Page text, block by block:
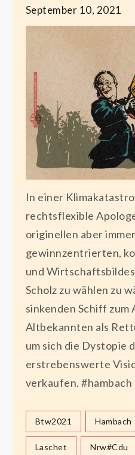
September 10, 2021
In einer
rechtsflexible
originellen aber
gewinnzentrierten,
und
Scholz zu wählen zu
sinkenden Schiff zum
Altbekannten als
um sich die Dystopie
erstrebenswerte
verkaufen. #hambach
Btw2021 Hambach
Laschet Nrw#cdu